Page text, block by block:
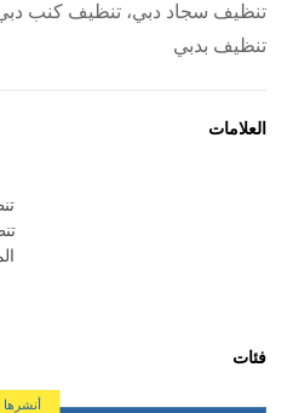
تنظيف سجاد دبي، تنظيف كنب
تنظيف بدبي
العلامات
فئات